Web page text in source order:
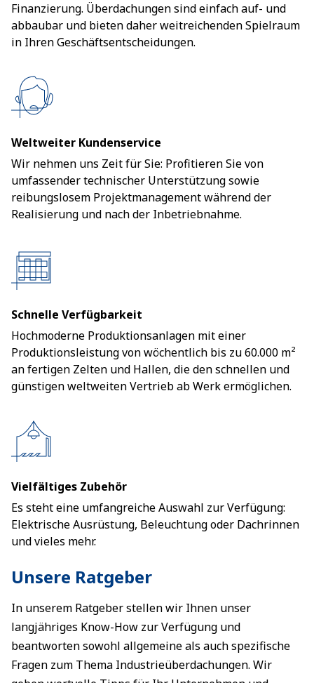
Finanzierung. Überdachungen sind einfach auf- und
abbaubar und bieten daher weitreichenden Spielraum
in Ihren Geschäftsentscheidungen.
Weltweiter Kundenservice
Wir nehmen uns Zeit für Sie: Profitieren Sie von
umfassender technischer Unterstützung sowie
reibungslosem Projektmanagement während der
Realisierung und nach der Inbetriebnahme.
Schnelle Verfügbarkeit
Hochmoderne Produktionsanlagen mit einer
Produktionsleistung von wöchentlich bis zu 60.000 m²
an fertigen Zelten und Hallen, die den schnellen und
günstigen weltweiten Vertrieb ab Werk ermöglichen.
Vielfältiges Zubehör
Es steht eine umfangreiche Auswahl zur Verfügung:
Elektrische Ausrüstung, Beleuchtung oder Dachrinnen
und vieles mehr.
Unsere Ratgeber
In unserem Ratgeber stellen wir Ihnen unser
langjähriges Know-How zur Verfügung und
beantworten sowohl allgemeine als auch spezifische
Fragen zum Thema Industrieüberdachungen. Wir